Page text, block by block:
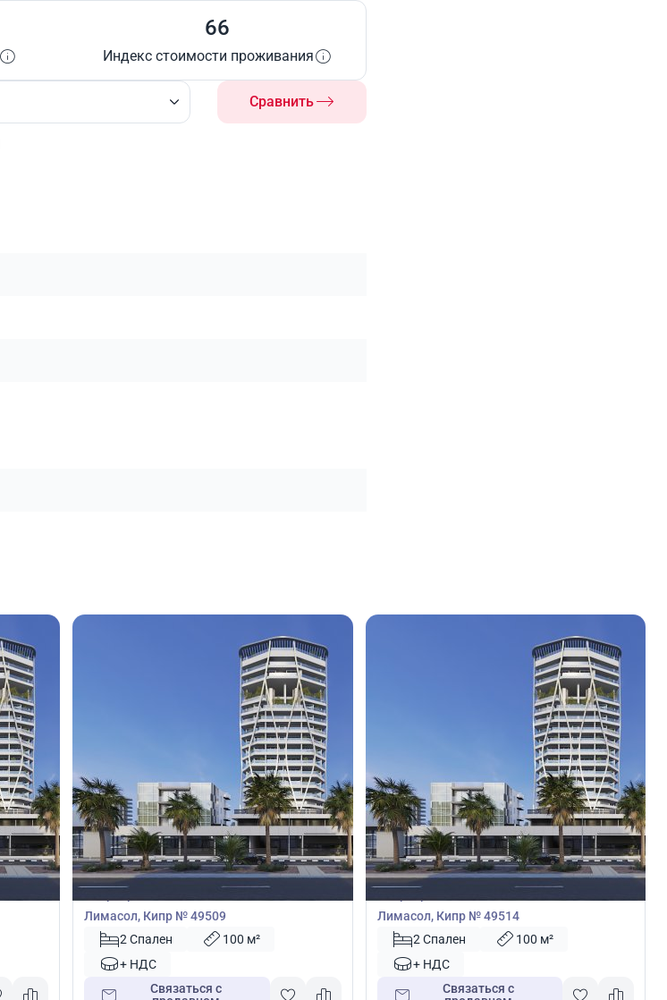
66
Индекс стоимости проживания
Сравнить
€ 1 707 100
Квартира
Лимасол, Кипр № 49509
2 Спален
100 м²
+ НДС
Связаться с
€ 1 850 500
Квартира
Лимасол, Кипр № 49514
2 Спален
100 м²
+ НДС
Связаться с